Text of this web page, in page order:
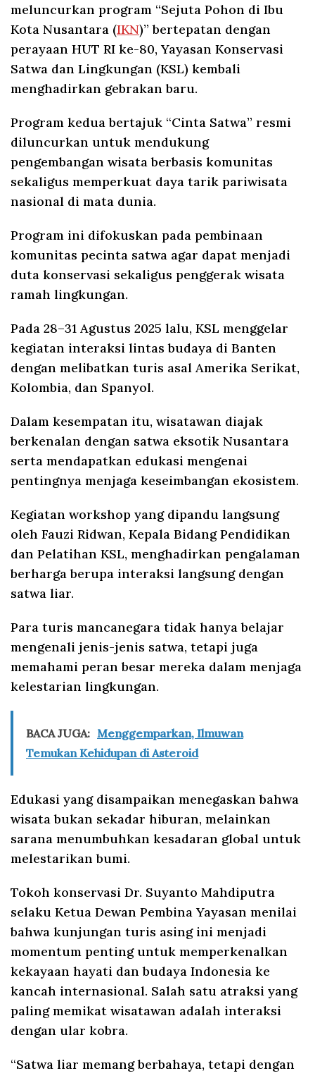
meluncurkan program “Sejuta Pohon di Ibu
Kota Nusantara (IKN)” bertepatan dengan
perayaan HUT RI ke-80, Yayasan Konservasi
Satwa dan Lingkungan (KSL) kembali
menghadirkan gebrakan baru.
Program kedua bertajuk “Cinta Satwa” resmi
diluncurkan untuk mendukung
pengembangan wisata berbasis komunitas
sekaligus memperkuat daya tarik pariwisata
nasional di mata dunia.
Program ini difokuskan pada pembinaan
komunitas pecinta satwa agar dapat menjadi
duta konservasi sekaligus penggerak wisata
ramah lingkungan.
Pada 28–31 Agustus 2025 lalu, KSL menggelar
kegiatan interaksi lintas budaya di Banten
dengan melibatkan turis asal Amerika Serikat,
Kolombia, dan Spanyol.
Dalam kesempatan itu, wisatawan diajak
berkenalan dengan satwa eksotik Nusantara
serta mendapatkan edukasi mengenai
pentingnya menjaga keseimbangan ekosistem.
Kegiatan workshop yang dipandu langsung
oleh Fauzi Ridwan, Kepala Bidang Pendidikan
dan Pelatihan KSL, menghadirkan pengalaman
berharga berupa interaksi langsung dengan
satwa liar.
Para turis mancanegara tidak hanya belajar
mengenali jenis-jenis satwa, tetapi juga
memahami peran besar mereka dalam menjaga
kelestarian lingkungan.
BACA JUGA: Menggemparkan, Ilmuwan
Temukan Kehidupan di Asteroid
Edukasi yang disampaikan menegaskan bahwa
wisata bukan sekadar hiburan, melainkan
sarana menumbuhkan kesadaran global untuk
melestarikan bumi.
Tokoh konservasi Dr. Suyanto Mahdiputra
selaku Ketua Dewan Pembina Yayasan menilai
bahwa kunjungan turis asing ini menjadi
momentum penting untuk memperkenalkan
kekayaan hayati dan budaya Indonesia ke
kancah internasional. Salah satu atraksi yang
paling memikat wisatawan adalah interaksi
dengan ular kobra.
“Satwa liar memang berbahaya, tetapi dengan